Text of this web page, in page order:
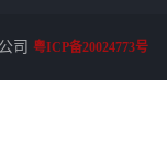
司 粤ICP备20024773号